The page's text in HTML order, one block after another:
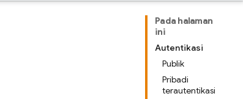
Pada halaman
ini
Autentikasi
Publik
Pribadi
terautentikasi